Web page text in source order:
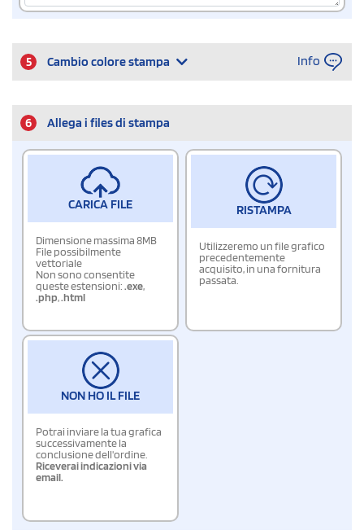
5 Cambio colore stampa Info
6 Allega i files di stampa
CARICA FILE
Dimensione massima 8MB
File possibilmente
vettoriale
Non sono consentite
queste estensioni:.exe,
.php,.html
RISTAMPA
Utilizzeremo un file grafico
precedentemente
acquisito, in una fornitura
passata.
NON HO IL FILE
Potrai inviare la tua grafica
successivamente la
conclusione dell'ordine.
Riceverai indicazioni via
email.